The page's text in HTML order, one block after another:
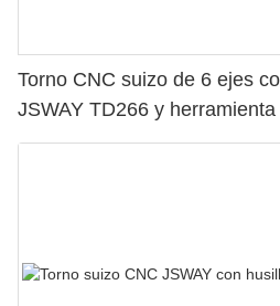
Torno CNC suizo de 6 ejes
JSWAY TD266 y